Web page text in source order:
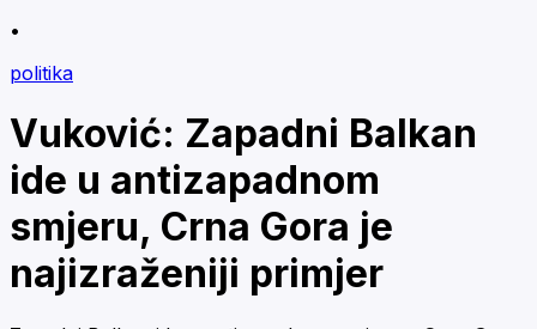
•
politika
Vuković: Zapadni Balkan
ide u antizapadnom
smjeru, Crna Gora je
najizraženiji primjer